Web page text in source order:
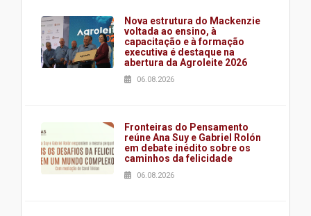
Nova estrutura do Mackenzie
voltada ao ensino, à
capacitação e à formação
executiva é destaque na
abertura da Agroleite 2026
06.08.2026
Fronteiras do Pensamento
reúne Ana Suy e Gabriel Rolón
em debate inédito sobre os
caminhos da felicidade
06.08.2026